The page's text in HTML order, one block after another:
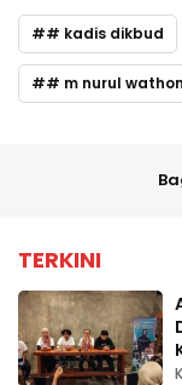
# kadis dikbud
# m nurul wathon
TERKINI